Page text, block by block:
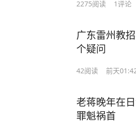
2275阅读 1评论
广东雷州教
个疑问
42阅读 前天
老蒋晚年在
罪魁祸首